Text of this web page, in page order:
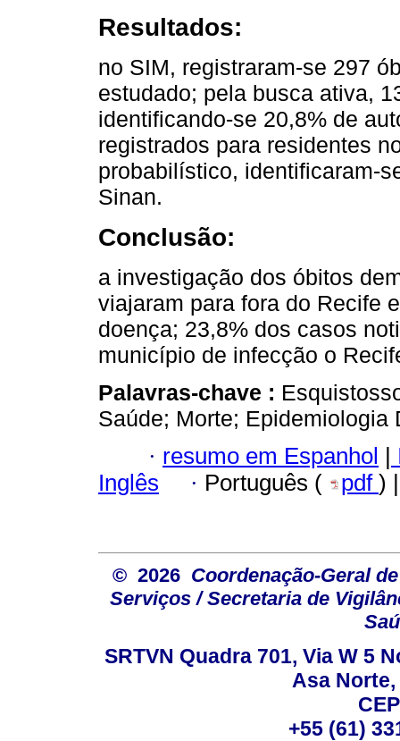
Resultados:
no SIM, registraram-se 297
estudado; pela busca ativa,
identificando-se 20,8% de
registrados para residentes
probabilístico, identificaram-
Sinan.
Conclusão:
a investigação dos óbitos
viajaram para fora do Recife
doença; 23,8% dos casos
município de infecção o
Palavras-chave :
Saúde; Morte; Epidemiologia
· resumo em Espanhol
Inglês
· Português ( pdf )
© 2026 Coordenação-Geral
Serviços / Secretaria de
SRTVN Quadra 701, Via W 5
Asa
+55 (61)